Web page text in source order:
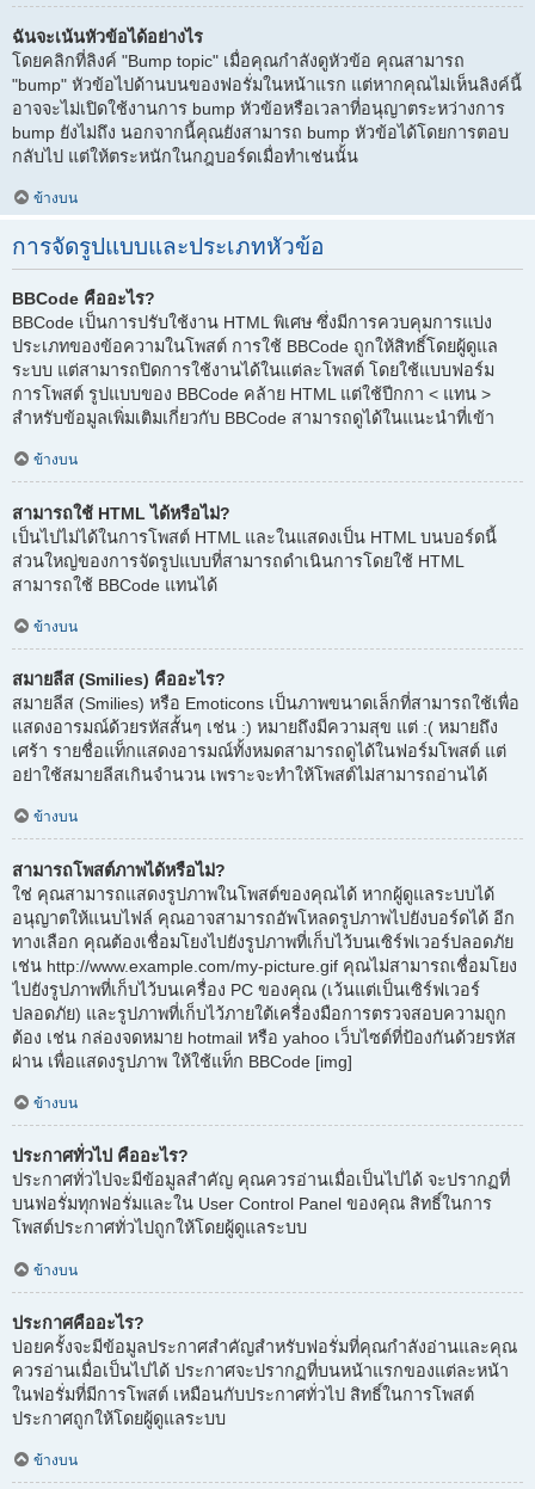
ฉันจะเน้นหัวข้อได้อย่างไร
โดยคลิกที่ลิงค์ "Bump topic" เมื่อคุณกำลังดูหัวข้อ คุณสามารถ
"bump" หัวข้อไปด้านบนของฟอรั่มในหน้าแรก แต่หากคุณไม่เห็นลิงค์นี้
อาจจะไม่เปิดใช้งานการ bump หัวข้อหรือเวลาที่อนุญาตระหว่างการ
bump ยังไม่ถึง นอกจากนี้คุณยังสามารถ bump หัวข้อได้โดยการตอบ
กลับไป แต่ให้ตระหนักในกฎบอร์ดเมื่อทำเช่นนั้น
ข้างบน
การจัดรูปแบบและประเภทหัวข้อ
BBCode คืออะไร?
BBCode เป็นการปรับใช้งาน HTML พิเศษ ซึ่งมีการควบคุมการแบ่ง
ประเภทของข้อความในโพสต์ การใช้ BBCode ถูกให้สิทธิ์โดยผู้ดูแล
ระบบ แต่สามารถปิดการใช้งานได้ในแต่ละโพสต์ โดยใช้แบบฟอร์ม
การโพสต์ รูปแบบของ BBCode คล้าย HTML แต่ใช้ปีกกา < แทน >
สำหรับข้อมูลเพิ่มเติมเกี่ยวกับ BBCode สามารถดูได้ในแนะนำที่เข้า
ข้างบน
สามารถใช้ HTML ได้หรือไม่?
เป็นไปไม่ได้ในการโพสต์ HTML และในแสดงเป็น HTML บนบอร์ดนี้
ส่วนใหญ่ของการจัดรูปแบบที่สามารถดำเนินการโดยใช้ HTML
สามารถใช้ BBCode แทนได้
ข้างบน
สมายลีส (Smilies) คืออะไร?
สมายลีส (Smilies) หรือ Emoticons เป็นภาพขนาดเล็กที่สามารถใช้เพื่อ
แสดงอารมณ์ด้วยรหัสสั้นๆ เช่น :) หมายถึงมีความสุข แต่ :( หมายถึง
เศร้า รายชื่อแท็กแสดงอารมณ์ทั้งหมดสามารถดูได้ในฟอร์มโพสต์ แต่
อย่าใช้สมายลีสเกินจำนวน เพราะจะทำให้โพสต์ไม่สามารถอ่านได้
ข้างบน
สามารถโพสต์ภาพได้หรือไม่?
ใช่ คุณสามารถแสดงรูปภาพในโพสต์ของคุณได้ หากผู้ดูแลระบบได้
อนุญาตให้แนบไฟล์ คุณอาจสามารถอัพโหลดรูปภาพไปยังบอร์ดได้ อีก
ทางเลือก คุณต้องเชื่อมโยงไปยังรูปภาพที่เก็บไว้บนเซิร์ฟเวอร์ปลอดภัย
เช่น http://www.example.com/my-picture.gif คุณไม่สามารถเชื่อมโยง
ไปยังรูปภาพที่เก็บไว้บนเครื่อง PC ของคุณ (เว้นแต่เป็นเซิร์ฟเวอร์
ปลอดภัย) และรูปภาพที่เก็บไว้ภายใต้เครื่องมือการตรวจสอบความถูก
ต้อง เช่น กล่องจดหมาย hotmail หรือ yahoo เว็บไซต์ที่ป้องกันด้วยรหัส
ผ่าน เพื่อแสดงรูปภาพ ให้ใช้แท็ก BBCode [img]
ข้างบน
ประกาศทั่วไป คืออะไร?
ประกาศทั่วไปจะมีข้อมูลสำคัญ คุณควรอ่านเมื่อเป็นไปได้ จะปรากฏที่
บนฟอรั่มทุกฟอรั่มและใน User Control Panel ของคุณ สิทธิ์ในการ
โพสต์ประกาศทั่วไปถูกให้โดยผู้ดูแลระบบ
ข้างบน
ประกาศคืออะไร?
บ่อยครั้งจะมีข้อมูลประกาศสำคัญสำหรับฟอรั่มที่คุณกำลังอ่านและคุณ
ควรอ่านเมื่อเป็นไปได้ ประกาศจะปรากฏที่บนหน้าแรกของแต่ละหน้า
ในฟอรั่มที่มีการโพสต์ เหมือนกับประกาศทั่วไป สิทธิ์ในการโพสต์
ประกาศถูกให้โดยผู้ดูแลระบบ
ข้างบน